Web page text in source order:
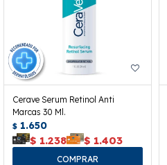
Cerave Serum Retinol Anti
Marcas 30 Ml.
$ 1.650
$ 1.238 $ 1.403